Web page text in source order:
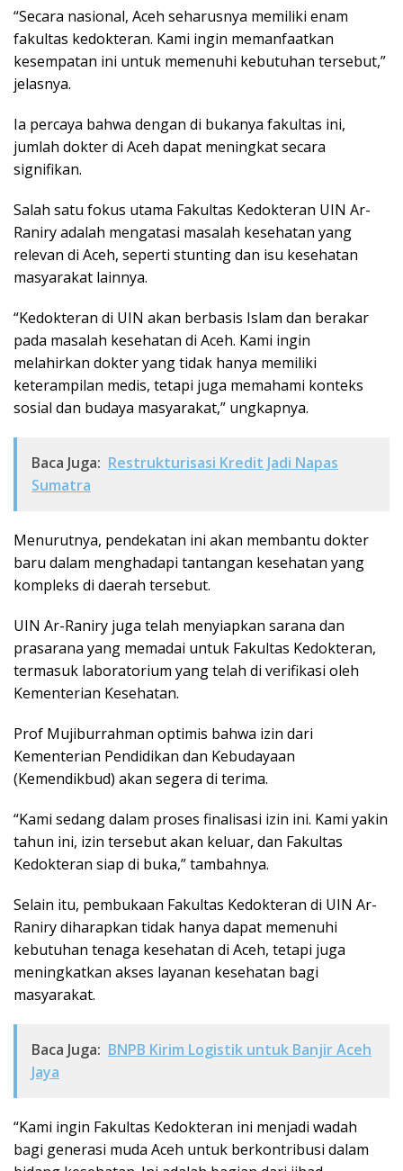
“Secara nasional, Aceh seharusnya memiliki enam
fakultas kedokteran. Kami ingin memanfaatkan
kesempatan ini untuk memenuhi kebutuhan tersebut,”
jelasnya.
Ia percaya bahwa dengan di bukanya fakultas ini,
jumlah dokter di Aceh dapat meningkat secara
signifikan.
Salah satu fokus utama Fakultas Kedokteran UIN Ar-
Raniry adalah mengatasi masalah kesehatan yang
relevan di Aceh, seperti stunting dan isu kesehatan
masyarakat lainnya.
“Kedokteran di UIN akan berbasis Islam dan berakar
pada masalah kesehatan di Aceh. Kami ingin
melahirkan dokter yang tidak hanya memiliki
keterampilan medis, tetapi juga memahami konteks
sosial dan budaya masyarakat,” ungkapnya.
Baca Juga: Restrukturisasi Kredit Jadi Napas
Sumatra
Menurutnya, pendekatan ini akan membantu dokter
baru dalam menghadapi tantangan kesehatan yang
kompleks di daerah tersebut.
UIN Ar-Raniry juga telah menyiapkan sarana dan
prasarana yang memadai untuk Fakultas Kedokteran,
termasuk laboratorium yang telah di verifikasi oleh
Kementerian Kesehatan.
Prof Mujiburrahman optimis bahwa izin dari
Kementerian Pendidikan dan Kebudayaan
(Kemendikbud) akan segera di terima.
“Kami sedang dalam proses finalisasi izin ini. Kami yakin
tahun ini, izin tersebut akan keluar, dan Fakultas
Kedokteran siap di buka,” tambahnya.
Selain itu, pembukaan Fakultas Kedokteran di UIN Ar-
Raniry diharapkan tidak hanya dapat memenuhi
kebutuhan tenaga kesehatan di Aceh, tetapi juga
meningkatkan akses layanan kesehatan bagi
masyarakat.
Baca Juga: BNPB Kirim Logistik untuk Banjir Aceh
Jaya
“Kami ingin Fakultas Kedokteran ini menjadi wadah
bagi generasi muda Aceh untuk berkontribusi dalam